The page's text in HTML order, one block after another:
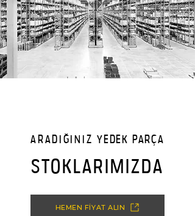
ARADIĞINIZ YEDEK PARÇA
STOKLARIMIZDA
HEMEN FİYAT ALIN